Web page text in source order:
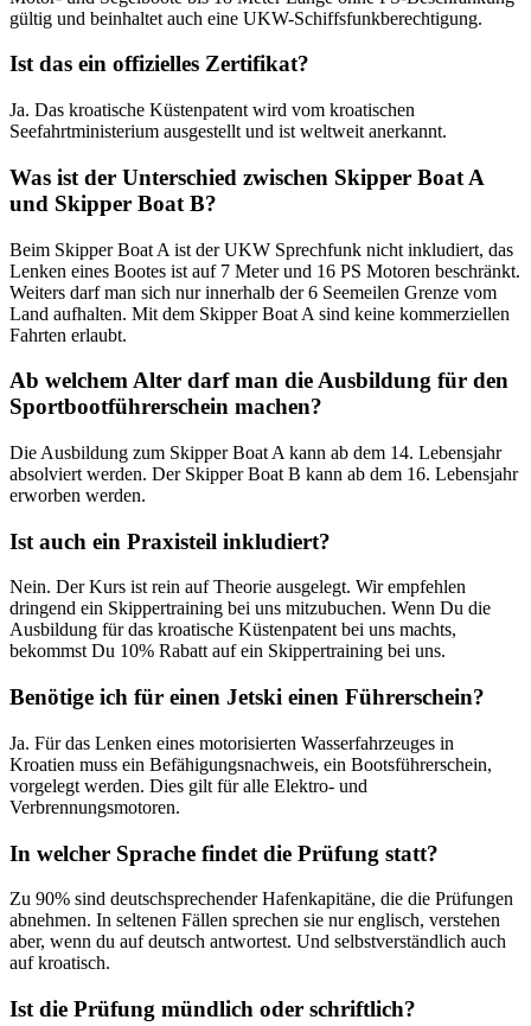
gültig und beinhaltet auch eine UKW-Schiffsfunkberechtigung.
Ist das ein offizielles Zertifikat?
Ja. Das kroatische Küstenpatent wird vom kroatischen
Seefahrtministerium ausgestellt und ist weltweit anerkannt.
Was ist der Unterschied zwischen Skipper Boat A
und Skipper Boat B?
Beim Skipper Boat A ist der UKW Sprechfunk nicht inkludiert, das
Lenken eines Bootes ist auf 7 Meter und 16 PS Motoren beschränkt.
Weiters darf man sich nur innerhalb der 6 Seemeilen Grenze vom
Land aufhalten. Mit dem Skipper Boat A sind keine kommerziellen
Fahrten erlaubt.
Ab welchem Alter darf man die Ausbildung für den
Sportbootführerschein machen?
Die Ausbildung zum Skipper Boat A kann ab dem 14. Lebensjahr
absolviert werden. Der Skipper Boat B kann ab dem 16. Lebensjahr
erworben werden.
Ist auch ein Praxisteil inkludiert?
Nein. Der Kurs ist rein auf Theorie ausgelegt. Wir empfehlen
dringend ein Skippertraining bei uns mitzubuchen. Wenn Du die
Ausbildung für das kroatische Küstenpatent bei uns machts,
bekommst Du 10% Rabatt auf ein Skippertraining bei uns.
Benötige ich für einen Jetski einen Führerschein?
Ja. Für das Lenken eines motorisierten Wasserfahrzeuges in
Kroatien muss ein Befähigungsnachweis, ein Bootsführerschein,
vorgelegt werden. Dies gilt für alle Elektro- und
Verbrennungsmotoren.
In welcher Sprache findet die Prüfung statt?
Zu 90% sind deutschsprechender Hafenkapitäne, die die Prüfungen
abnehmen. In seltenen Fällen sprechen sie nur englisch, verstehen
aber, wenn du auf deutsch antwortest. Und selbstverständlich auch
auf kroatisch.
Ist die Prüfung mündlich oder schriftlich?